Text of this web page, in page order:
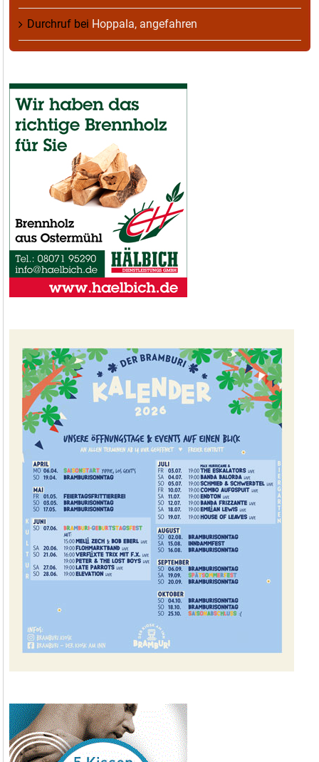
Durchruf bei Hoppala, angefahren